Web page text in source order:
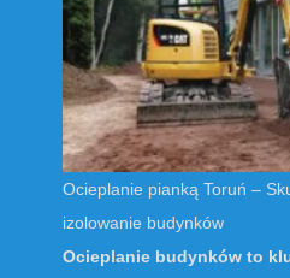
Ocieplanie pianką Toruń –
izolowanie budynków
Ocieplanie budynków to